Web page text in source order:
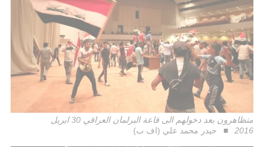
متظاهرون بعد دخولهم الى قاعة البرلمان العراقي 30 ابريل
2016
حيدر محمد علي (اف ب)